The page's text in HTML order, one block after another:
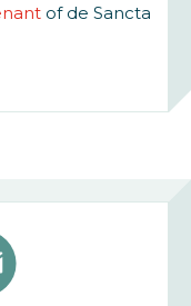
of de Sancta